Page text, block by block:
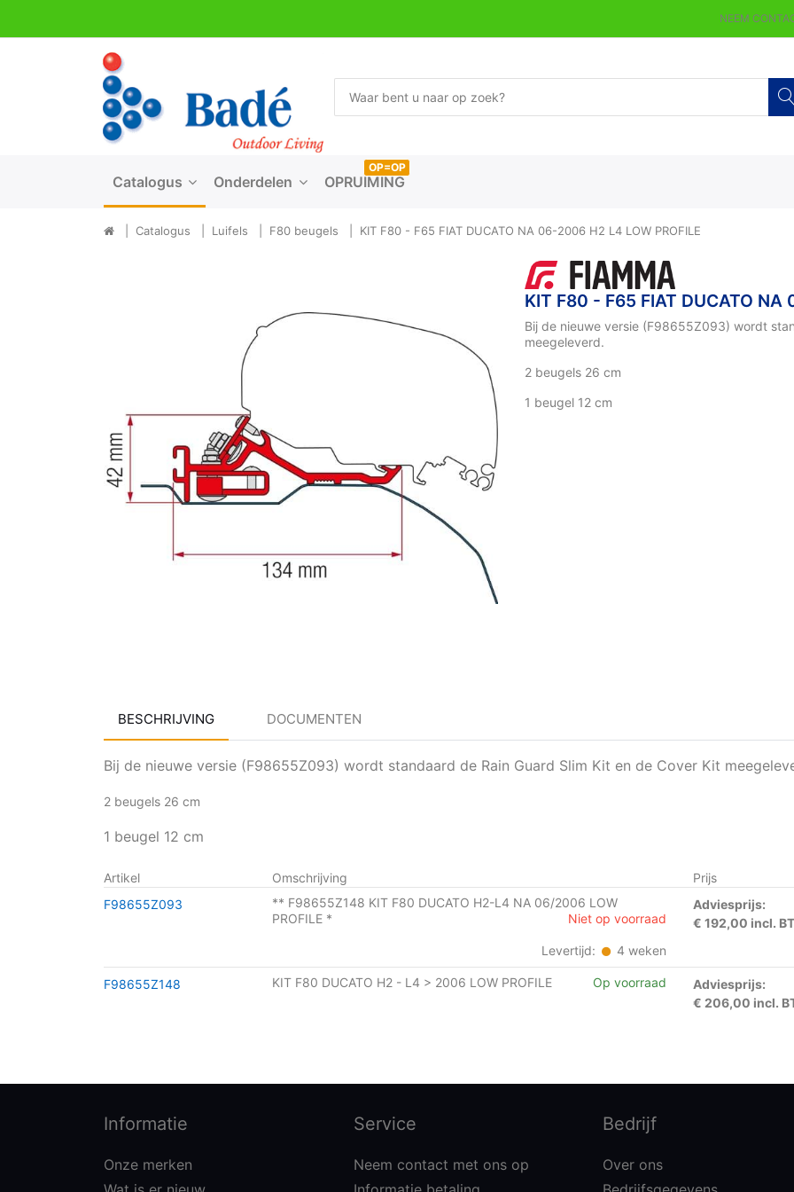
NEEM
Catalogus Onderdelen OPRUIMING
OP=OP
Catalogus Luifels F80 beugels KIT F80 - F65 FIAT DUCATO NA 06-2006 H2 L4 LOW PROFILE
KIT F80 - F65 FIAT DUCATO
Bij de nieuwe versie (F98655Z093) wordt
meegeleverd.
2 beugels 26 cm
1 beugel 12 cm
BESCHRIJVING DOCUMENTEN
Bij de nieuwe versie (F98655Z093) wordt standaard de Rain Guard Slim Kit en de Cover Kit
2 beugels 26 cm
1 beugel 12 cm
Artikel Omschrijving
Prijs
F98655Z093
** F98655Z148 KIT F80 DUCATO H2-L4 NA 06/2006 LOW
PROFILE *
Niet op voorraad
Levertijd: 4 weken
Adviesprijs:
€ 192,00 incl.
F98655Z148 KIT F80 DUCATO H2 - L4 > 2006 LOW PROFILE Op voorraad
Adviesprijs:
€ 206,00 incl.
Informatie
Onze merken
Service
Neem contact met ons op
Bedrijf
Over ons